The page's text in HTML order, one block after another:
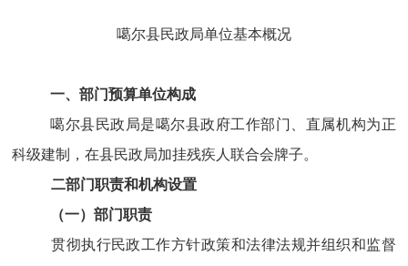
噶尔县民政局单位基本概况
一、部门预算单位构成
噶尔县民政局是噶尔县政府工作部门、直属机构为正
科级建制
，在县民政局加挂残疾人联合会牌子。
二部门职责和机构设置
（一）部门职责
贯彻执行民政工作方针政策和法律法规并组织和监督